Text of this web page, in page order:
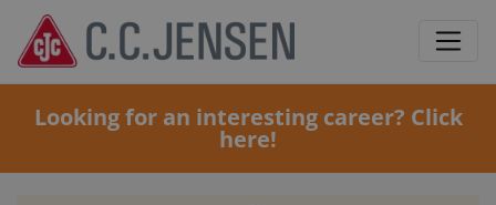
Looking for an interesting career? Click
here!